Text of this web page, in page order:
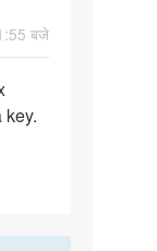
बजे
key.